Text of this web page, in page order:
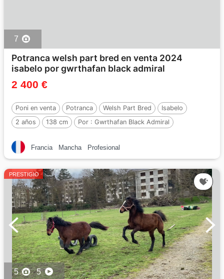
7
Potranca welsh part bred en venta 2024
isabelo por gwrthafan black admiral
2 400 €
Poni en venta Potranca Welsh Part Bred
Isabelo
2 años
138 cm Por : Gwrthafan Black Admiral
Francia Mancha Profesional
PRESTIGIO
5 5